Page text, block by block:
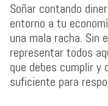
Soñar contando
entorno a tu
una mala racha. Sin
representar todos
que debes cumplir y
suficiente para